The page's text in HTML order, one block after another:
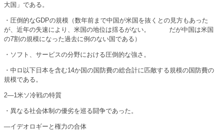
大国」である。
・圧倒的なGDPの規模（数年前まで中国が米国を抜くとの見方もあった
が、近年の失速により、米国の地位は揺るがない。 だが中国は米国
の7割の規模になった過去に例のない国である）
・ソフト、サービスの分野における圧倒的な強さ。
・中ロ以下日本を含む14か国の国防費の総合計に匹敵する規模の国防費の
規模である。
2―1米ソ冷戦の特質
・異なる社会体制の優劣を巡る闘争であった。
―イデオロギーと権力の合体